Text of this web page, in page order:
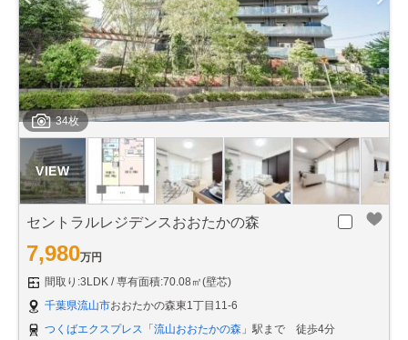
34枚
セントラルレジデンスおおたかの森
7,980万円
間取り:3LDK
専有面積:70.08㎡(壁芯)
千葉県流山市おおたかの森東1丁目11-6
つくばエクスプレス 「 流山おおたかの森 」駅まで 徒歩4分